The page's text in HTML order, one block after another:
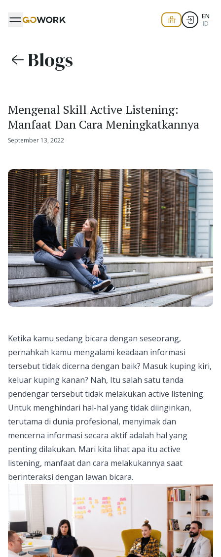
EN
ID
Blogs
Mengenal Skill Active Listening:
Manfaat Dan Cara Meningkatkannya
September 13, 2022
Ketika kamu sedang bicara dengan seseorang,
pernahkah kamu mengalami keadaan informasi
tersebut tidak dicerna dengan baik? Masuk kuping kiri,
keluar kuping kanan? Nah, Itu salah satu tanda
pendengar tersebut tidak melakukan active listening.
Untuk menghindari hal-hal yang tidak diinginkan,
terutama di dunia profesional, menyimak dan
mencerna informasi secara aktif adalah hal yang
penting dilakukan. Mari kita lihat apa itu active
listening, manfaat dan cara melakukannya saat
berinteraksi dengan lawan bicara.